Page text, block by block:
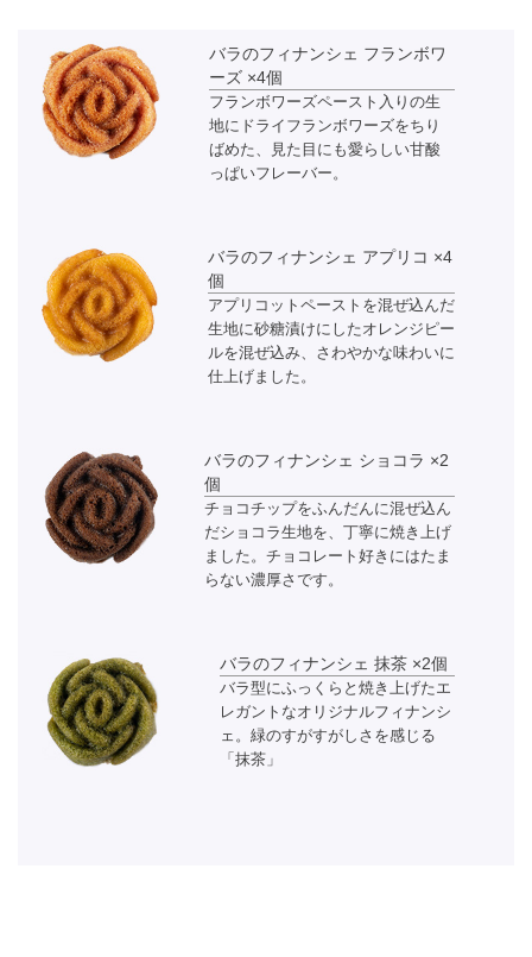
バラのフィナンシェ フランボワ
ーズ ×4個
フランボワーズペースト入りの生
地にドライフランボワーズをちり
ばめた、見た目にも愛らしい甘酸
っぱいフレーバー。
バラのフィナンシェ アプリコ ×4
個
アプリコットペーストを混ぜ込んだ
生地に砂糖漬けにしたオレンジピー
ルを混ぜ込み、さわやかな味わいに
仕上げました。
バラのフィナンシェ ショコラ ×2
個
チョコチップをふんだんに混ぜ込ん
だショコラ生地を、丁寧に焼き上げ
ました。チョコレート好きにはたま
らない濃厚さです。
バラのフィナンシェ 抹茶 ×2個
バラ型にふっくらと焼き上げたエ
レガントなオリジナルフィナンシ
ェ。緑のすがすがしさを感じる
「抹茶」